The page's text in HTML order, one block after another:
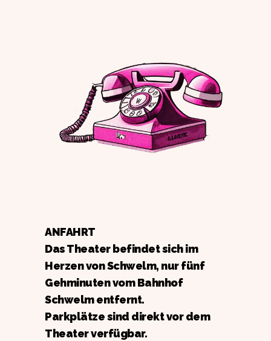
ANFAHRT
Das Theater befindet sich im
Herzen von Schwelm, nur fünf
Gehminuten vom Bahnhof
Schwelm entfernt.
Parkplätze sind direkt vor dem
Theater verfügbar.